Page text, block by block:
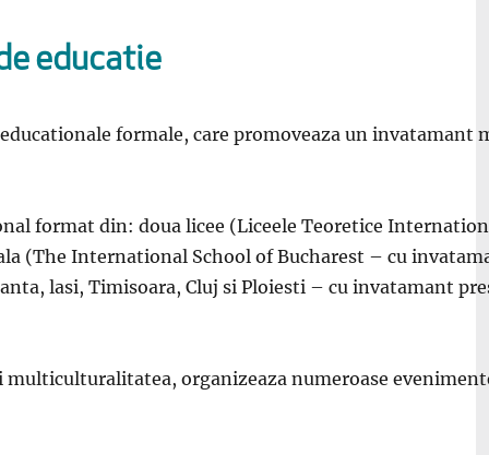
educatie
formale, care promoveaza un
format din: doua licee (Liceele Teoretice
(The International School of Bucharest – cu
lasi, Timisoara, Cluj si Ploiesti – cu invatamant
organizeaza numeroase